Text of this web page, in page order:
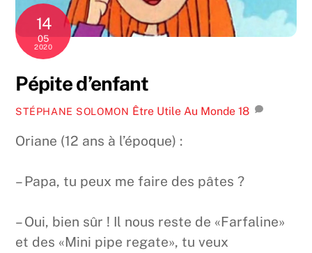
14
05
2020
Pépite d’enfant
STÉPHANE SOLOMON Être Utile Au Monde 18
Oriane (12 ans à l’époque) :
– Papa, tu peux me faire des pâtes ?
– Oui, bien sûr ! Il nous reste de «Farfaline»
et des «Mini pipe regate», tu veux